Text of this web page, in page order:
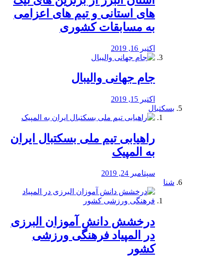
های استانی و تیم های اعزامی
به مسابقات کشوری
اکتبر 16, 2019
جام جهانی والیبال
اکتبر 15, 2019
بسکتبال
راهیابی تیم ملی بسکتبال ایران
به المپیک
سپتامبر 24, 2019
شنا
درخشش دانش آموزان البرزی
در المپیاد فرهنگی ورزشی
کشور